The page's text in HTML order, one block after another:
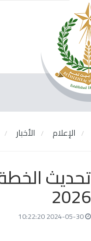
الإعلام الأخبار
2026
2024-05-30 10:22:20